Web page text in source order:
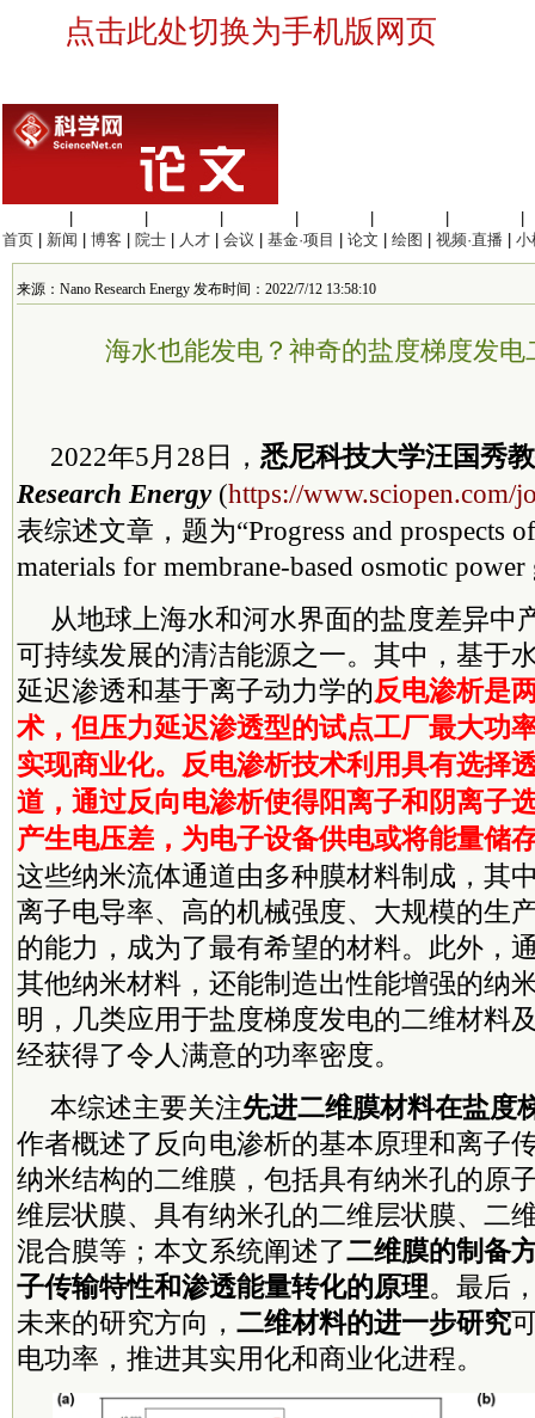
点击此处切换为手机版网页
首页
新闻 博客 院士 人才 会议 基金·项目 论文 绘图 视频·直播 小
来源：Nano Research Energy 发布时间：2022/7/12 13:58:10
海水也能发电？神奇的盐度梯度发电
2022年5月28日， 悉尼科技大学汪国秀
Research Energy(https://www.sciopen.com/
表综述文章，题为“Progress and prospects
materials for membrane-based osmotic power
从地球上海水和河水界面的盐度差异中
可持续发展的清洁能源之一。其中，基于
延迟渗透和基于离子动力学的反电渗析是
术，但压力延迟渗透型的试点工厂最大功
实现商业化。反电渗析技术利用具有选择
道，通过反向电渗析使得阳离子和阴离子
产生电压差，为电子设备供电或将能量储
这些纳米流体通道由多种膜材料制成，其
离子电导率、高的机械强度、大规模的生
的能力，成为了最有希望的材料。此外，
其他纳米材料，还能制造出性能增强的纳
明，几类应用于盐度梯度发电的二维材料
经获得了令人满意的功率密度。
本综述主要关注先进二维膜材料在盐度
作者概述了反向电渗析的基本原理和离子
纳米结构的二维膜，包括具有纳米孔的原
维层状膜、具有纳米孔的二维层状膜、二
混合膜等；本文系统阐述了二维膜的制备
子传输特性和渗透能量转化的原理。最后
未来的研究方向， 二维材料的进一步研究
电功率，推进其实用化和商业化进程。